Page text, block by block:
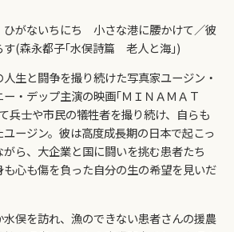
がないちにち 小さな港に腰かけて／彼
す(森永都子｢水俣詩篇 老人と海｣)
生と闘争を撮り続けた写真家ユージン・
・デップ主演の映画｢ＭＩＮＡＭＡＴ
兵士や市民の犠牲者を撮り続け、自らも
ージン。彼は高度成長期の日本で起こっ
ら、大企業と国に闘いを挑む患者たち
心も傷を負った自分の生の希望を見いだ
俣を訪れ、漁のできない患者さんの援農